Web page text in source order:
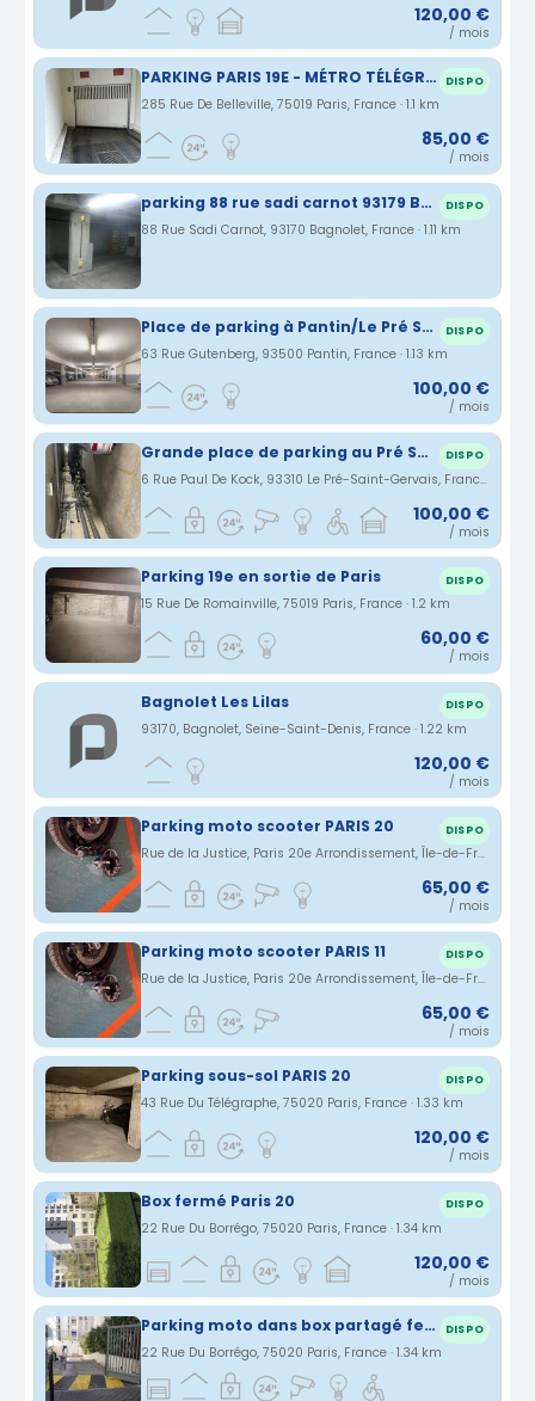
120,00 €
/ mois
PARKING PARIS 19E - MÉTRO TÉLÉGRAPHE - RUE DE BELLEVILLE DISPO
285 Rue De Belleville, 75019 Paris, France · 1.1 km
85,00 €
/ mois
parking 88 rue sadi carnot 93179 Bagnolet DISPO
88 Rue Sadi Carnot, 93170 Bagnolet, France · 1.11 km
Place de parking à Pantin/Le Pré Saint-Gervais DISPO
63 Rue Gutenberg, 93500 Pantin, France · 1.13 km
100,00 €
/ mois
Grande place de parking au Pré Saint Gervais DISPO
6 Rue Paul De Kock, 93310 Le Pré-Saint-Gervais, France · 1.15 km
100,00 €
/ mois
Parking 19e en sortie de Paris DISPO
15 Rue De Romainville, 75019 Paris, France · 1.2 km
60,00 €
/ mois
Bagnolet Les Lilas DISPO
93170, Bagnolet, Seine-Saint-Denis, France · 1.22 km
120,00 €
/ mois
Parking moto scooter PARIS 20 DISPO
Rue de la Justice, Paris 20e Arrondissement, Île-de-France, France · 1.3 km
65,00 €
/ mois
Parking moto scooter PARIS 11 DISPO
Rue de la Justice, Paris 20e Arrondissement, Île-de-France, France · 1.3 km
65,00 €
/ mois
Parking sous-sol PARIS 20 DISPO
43 Rue Du Télégraphe, 75020 Paris, France · 1.33 km
120,00 €
/ mois
Box fermé Paris 20 DISPO
22 Rue Du Borrégo, 75020 Paris, France · 1.34 km
120,00 €
/ mois
Parking moto dans box partagé fermé DISPO
22 Rue Du Borrégo, 75020 Paris, France · 1.34 km